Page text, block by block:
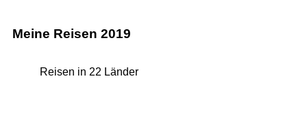
Meine Reisen 2019
Reisen in 22 Länder